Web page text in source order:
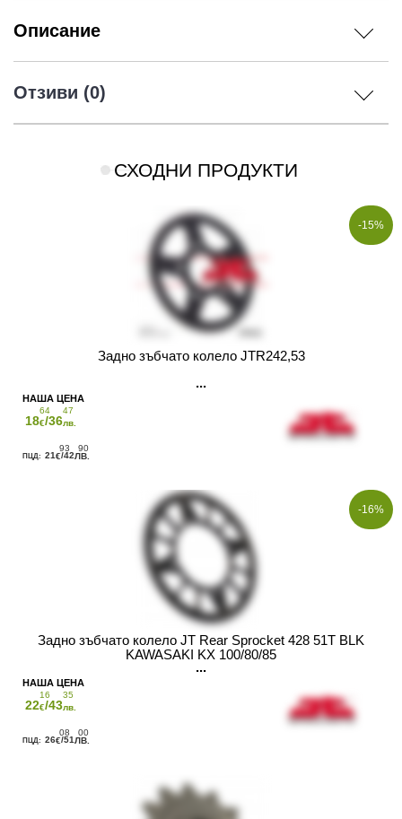
Описание
Отзиви (0)
СХОДНИ ПРОДУКТИ
-15%
Задно зъбчато колело JTR242,53
18
64
€/36
47
лв.
21
93
€/42
90
ЛВ.
-16%
Задно зъбчато колело JT Rear Sprocket 428 51T BLK
KAWASAKI KX 100/80/85
22
16
€/43
35
лв.
26
08
€/51
00
ЛВ.